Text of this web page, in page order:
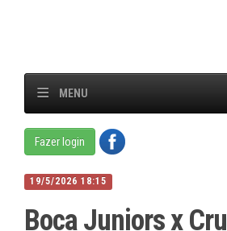
MENU
Fazer login
19/5/2026 18:15
Boca Juniors x